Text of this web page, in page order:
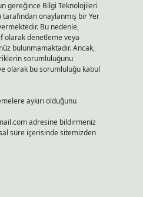
gereğince Bilgi Teknolojileri
onaylanmış bir Yer
Bu nedenle,
olarak denetleme veya
bulunmamaktadır. Ancak,
sorumluluğunu
olarak bu sorumluluğu kabul
aykırı olduğunu
adresine bildirmeniz
süre içerisinde sitemizden